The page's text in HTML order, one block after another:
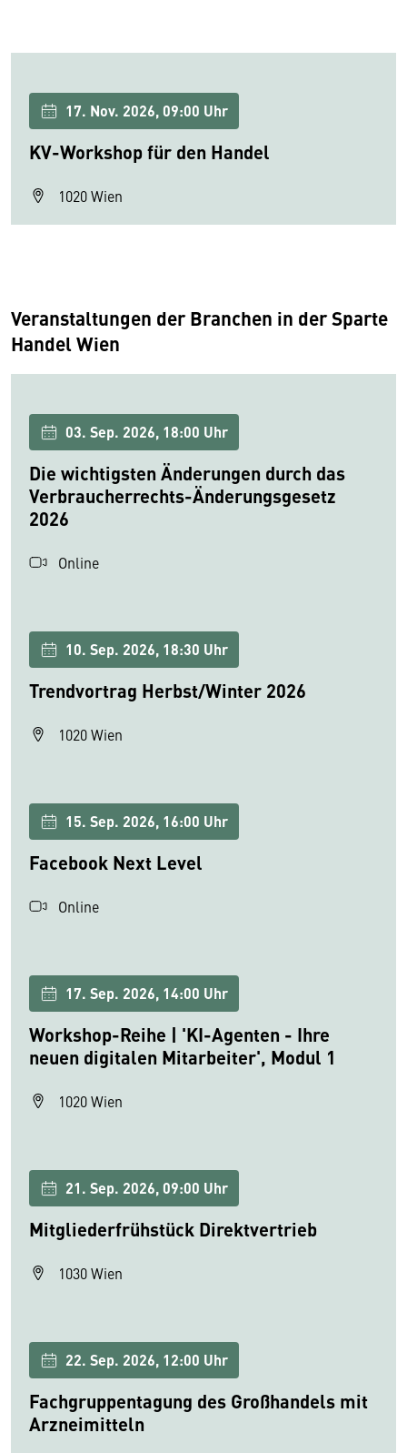
17. Nov. 2026, 09:00 Uhr
KV-Workshop für den Handel
1020 Wien
Veranstaltungen der Branchen in der Sparte
Handel Wien
03. Sep. 2026, 18:00 Uhr
Die wichtigsten Änderungen durch das
Verbraucherrechts-Änderungsgesetz
2026
Online
10. Sep. 2026, 18:30 Uhr
Trendvortrag Herbst/Winter 2026
1020 Wien
15. Sep. 2026, 16:00 Uhr
Facebook Next Level
Online
17. Sep. 2026, 14:00 Uhr
Workshop-Reihe | 'KI-Agenten - Ihre
neuen digitalen Mitarbeiter', Modul 1
1020 Wien
21. Sep. 2026, 09:00 Uhr
Mitgliederfrühstück Direktvertrieb
1030 Wien
22. Sep. 2026, 12:00 Uhr
Fachgruppentagung des Großhandels mit
Arzneimitteln